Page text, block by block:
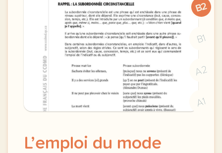
B2
B1
A2
A1
L’emploi du mode